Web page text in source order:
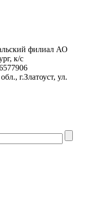
филиал АО
к/с
г.Златоуст, ул.